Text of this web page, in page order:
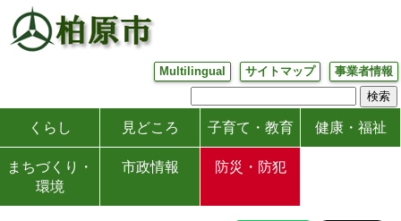
Multilingual サイトマップ 事業者情報
くらし 見どころ 子育て・教育 健康・福祉
まちづくり・
環境
市政情報 防災・防犯